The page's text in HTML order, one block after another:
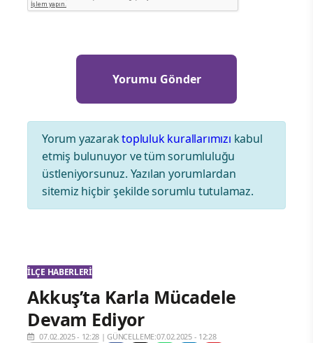
Yorum yazaraktopluluk kurallarımızı kabul
etmiş bulunuyor ve tüm sorumluluğu
üstleniyorsunuz. Yazılan yorumlardan
sitemiz hiçbir şekilde sorumlu tutulamaz.
İLÇE HABERLERI
Akkuş’ta Karla Mücadele
Devam Ediyor
07.02.2025 - 12:28 |GÜNCELLEME:07.02.2025 - 12:28